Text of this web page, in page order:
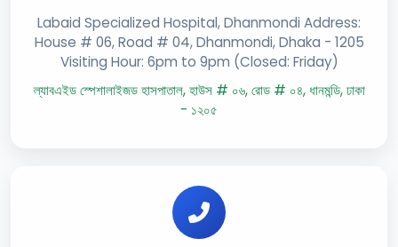
Labaid Specialized Hospital, Dhanmondi Address:
House # 06, Road # 04, Dhanmondi, Dhaka - 1205
Visiting Hour: 6pm to 9pm (Closed: Friday)
ল্যাবএইড স্পেশালাইজড হাসপাতাল, হাউস # ০৬, রোড # ০৪, ধানমন্ডি, ঢাকা
- ১২০৫